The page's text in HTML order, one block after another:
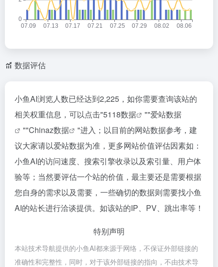
数据评估
小鱼AI浏览人数已经达到2,225，如你需要查询该站的
相关权重信息，可以点击"5118数据 ""爱站数据
""Chinaz数据
"进入；以目前的网站数据参考，建
议大家请以爱站数据为准，更多网站价值评估因素如：
小鱼AI的访问速度、搜索引擎收录以及索引量、用户体
验等；当然要评估一个站的价值，最主要还是需要根据
您自身的需求以及需要，一些确切的数据则需要找小鱼
AI的站长进行洽谈提供。如该站的IP、PV、跳出率等！
特别声明
本站技术导航提供的小鱼AI都来源于网络，不保证外部链接的
准确性和完整性，同时，对于该外部链接的指向，不由技术导